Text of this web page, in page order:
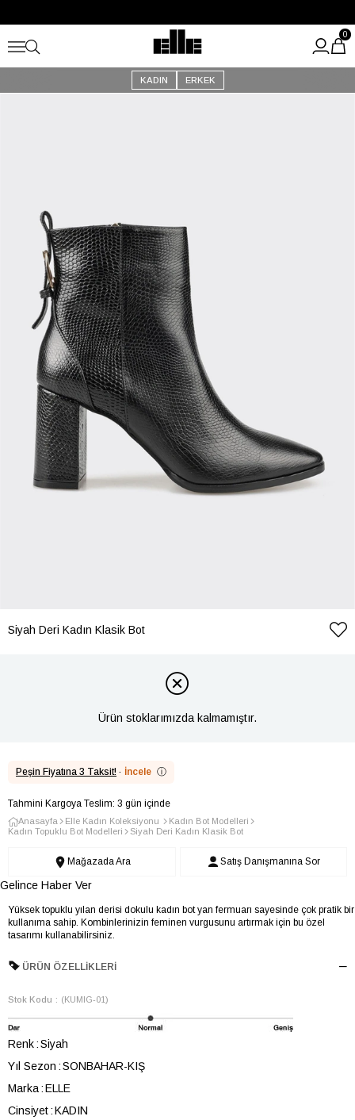
Kargo Ücretsiz!
KADIN ERKEK
0
Siyah Deri Kadın Klasik Bot
Ürün stoklarımızda kalmamıştır.
Peşin Fiyatına 3 Taksit! · İncele ⓘ
Tahmini Kargoya Teslim: 3 gün içinde
Anasayfa Elle Kadın Koleksiyonu
Kadın Bot Modelleri
Kadın Topuklu Bot Modelleri
Siyah Deri Kadın Klasik Bot
Mağazada Ara Satış Danışmanına Sor
Gelince Haber Ver
Yüksek topuklu yılan derisi dokulu kadın bot yan fermuarı sayesinde çok pratik bir
kullanıma sahip. Kombinlerinizin feminen vurgusunu artırmak için bu özel
tasarımı kullanabilirsiniz.
ÜRÜN ÖZELLIKLERI
Stok Kodu (KUMIG-01)
Renk Siyah
Yıl Sezon SONBAHAR-KIŞ
Marka ELLE
Cinsiyet KADIN